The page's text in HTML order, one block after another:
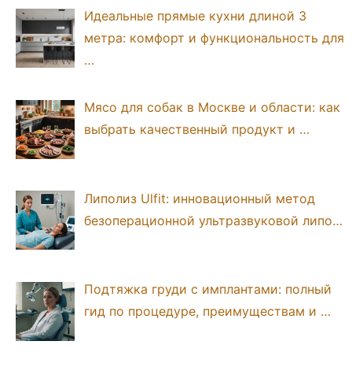
Идеальные прямые кухни длиной 3
метра: комфорт и функциональность для
…
Мясо для собак в Москве и области: как
выбрать качественный продукт и …
Липолиз Ulfit: инновационный метод
безоперационной ультразвуковой липо…
Подтяжка груди с имплантами: полный
гид по процедуре, преимуществам и …